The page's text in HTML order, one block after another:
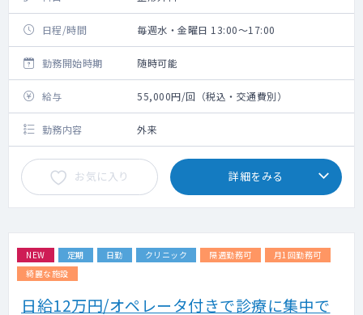
日程/時間 毎週水・金曜日 13:00～17:00
勤務開始時期 随時可能
給与 55,000円/回（税込・交通費別）
勤務内容 外来
お気に入り 詳細をみる
NEW 定期 日勤 クリニック 隔週勤務可
月1回勤務可
綺麗な施設
日給12万円/オペレータ付きで診療に集中で